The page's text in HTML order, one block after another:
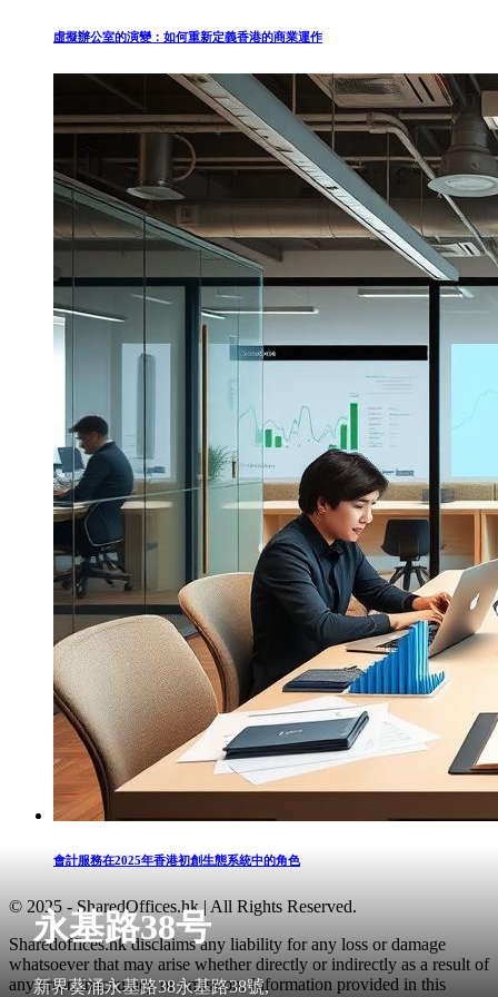
永基路38号
新界葵涌永基路38永基路38號,
虛擬辦公室的演變：如何重新定義香港的商業運作
會計服務在2025年香港初創生態系統中的角色
© 2025 - SharedOffices.hk | All Rights Reserved.
Sharedoffices.hk disclaims any liability for any loss or damage
whatsoever that may arise whether directly or indirectly as a result of
any error, inaccuracy or omission. Information provided in this